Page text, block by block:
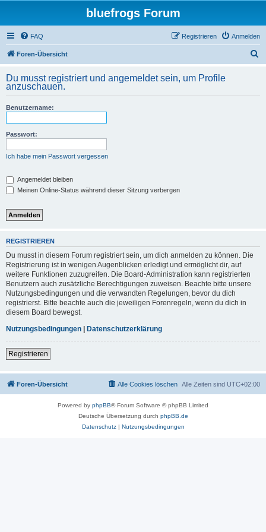
bluefrogs Forum
FAQ Anmelden
Registrieren
Foren-Übersicht
h
Du musst registriert und angemeldet sein, um Profile
anzuschauen.
Benutzername:
Passwort:
Ich habe mein Passwort vergessen
Angemeldet bleiben
Meinen Online-Status während dieser Sitzung verbergen
REGISTRIEREN
Du musst in diesem Forum registriert sein, um dich anmelden zu können. Die
Registrierung ist in wenigen Augenblicken erledigt und ermöglicht dir, auf
weitere Funktionen zuzugreifen. Die Board-Administration kann registrierten
Benutzern auch zusätzliche Berechtigungen zuweisen. Beachte bitte unsere
Nutzungsbedingungen und die verwandten Regelungen, bevor du dich
registrierst. Bitte beachte auch die jeweiligen Forenregeln, wenn du dich in
diesem Board bewegst.
Nutzungsbedingungen | Datenschutzerklärung
Registrieren
Foren-Übersicht Alle Zeiten sind UTC+02:00
Alle Cookies löschen
Powered by phpBB® Forum Software © phpBB Limited
Deutsche Übersetzung durch phpBB.de
Datenschutz| Nutzungsbedingungen